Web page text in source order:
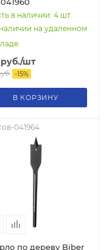
в наличии: 4шт.
на удаленном
/шт
-15%
В КОРЗИНУ
041964
по дереву Biber